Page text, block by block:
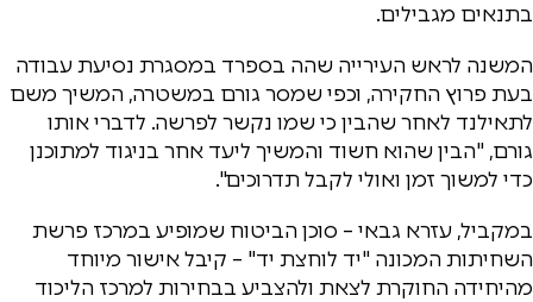
בתנאים מגבילים.
המשנה לראש העירייה שהה בספרד במסגרת נסיעת עבודה
בעת פרוץ החקירה, וכפי שמסר גורם במשטרה, המשיך משם
לתאילנד לאחר שהבין כי שמו נקשר לפרשה. לדברי אותו
גורם, "הבין שהוא חשוד והמשיך ליעד אחר בניגוד למתוכנן
כדי למשוך זמן ואולי לקבל תדרוכים".
במקביל, עזרא גבאי – סוכן הביטוח שמופיע במרכז פרשת
השחיתות המכונה "יד לוחצת יד" – קיבל אישור מיוחד
מהיחידה החוקרת לצאת ולהצביע בבחירות למרכז הליכוד